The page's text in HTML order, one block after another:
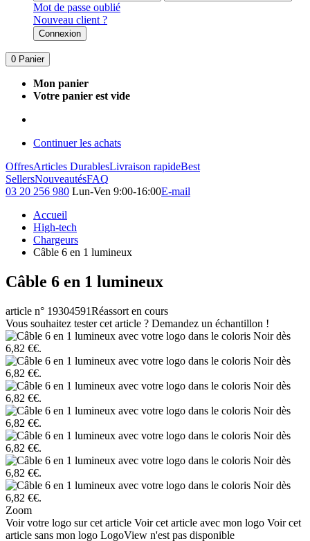
Mot de passe oublié
Nouveau client ?
Connexion
0 Panier
Mon panier
Votre panier est vide
Continuer les achats
OffresArticles DurablesLivraison rapideBest
SellersNouveautésFAQ
03 20 256 980 Lun-Ven 9:00-16:00E-mail
Accueil
High-tech
Chargeurs
Câble 6 en 1 lumineux
Câble 6 en 1 lumineux
article n° 19304591Réassort en cours
Vous souhaitez tester cet article ? Demandez un échantillon !
Zoom
Voir votre logo sur cet article Voir cet article avec mon logo Voir cet
article sans mon logo LogoView n'est pas disponible